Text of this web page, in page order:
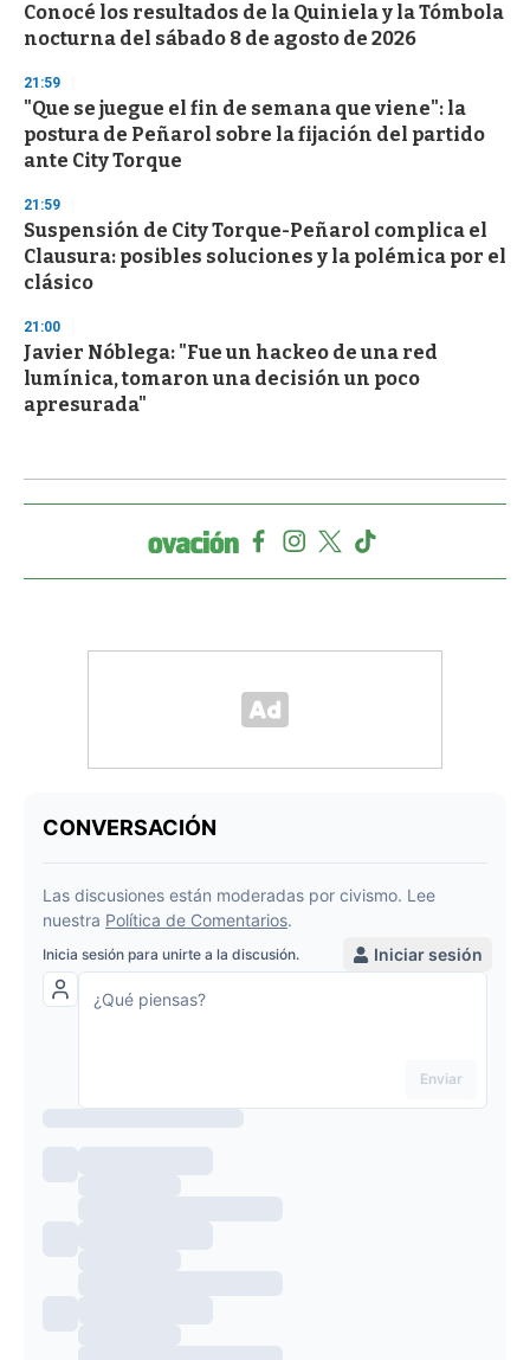
Conocé los resultados de la Quiniela y la Tómbola
nocturna del sábado 8 de agosto de 2026
21:59
"Que se juegue el fin de semana que viene": la
postura de Peñarol sobre la fijación del partido
ante City Torque
21:59
Suspensión de City Torque-Peñarol complica el
Clausura: posibles soluciones y la polémica por el
clásico
21:00
Javier Nóblega: "Fue un hackeo de una red
lumínica, tomaron una decisión un poco
apresurada"